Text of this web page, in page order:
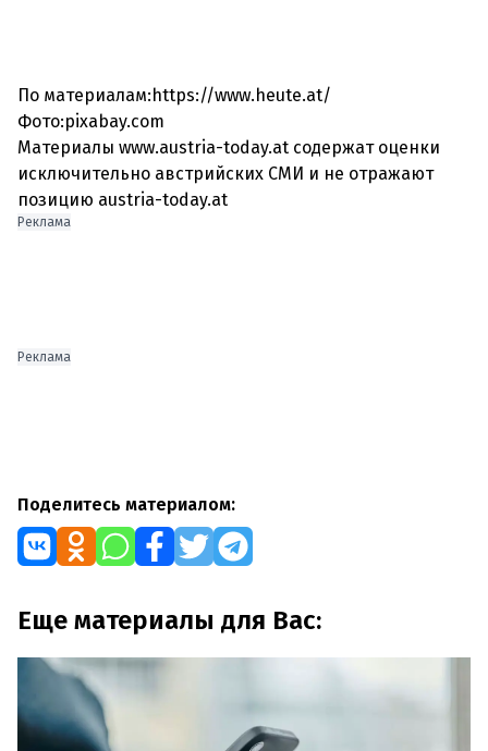
По материалам:https://www.heute.at/
Фото:pixabay.com
Материалы www.austria-today.at содержат оценки
исключительно австрийских СМИ и не отражают
Реклама
Реклама
Поделитесь материалом:
Еще материалы для Вас: